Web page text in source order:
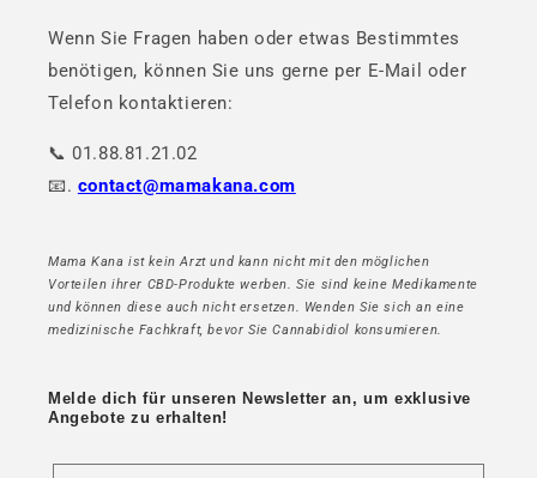
Wenn Sie Fragen haben oder etwas Bestimmtes
benötigen, können Sie uns gerne per E-Mail oder
Telefon kontaktieren:
📞 01.88.81.21.02
📧. contact@mamakana.com
Mama Kana ist kein Arzt und kann nicht mit den möglichen
Vorteilen ihrer CBD-Produkte werben. Sie sind keine Medikamente
und können diese auch nicht ersetzen. Wenden Sie sich an eine
medizinische Fachkraft, bevor Sie Cannabidiol konsumieren.
Melde dich für unseren Newsletter an, um exklusive
Angebote zu erhalten!